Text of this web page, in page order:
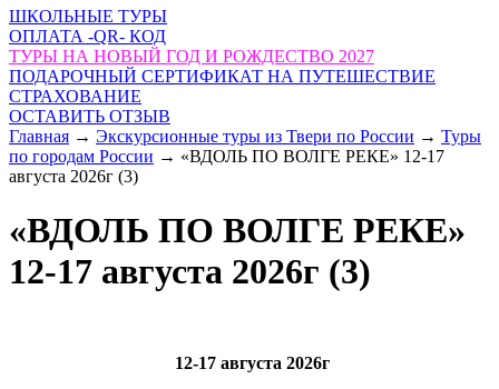
ШКОЛЬНЫЕ ТУРЫ
ОПЛАТА -QR- КОД
ТУРЫ НА НОВЫЙ ГОД И РОЖДЕСТВО 2027
ПОДАРОЧНЫЙ СЕРТИФИКАТ НА ПУТЕШЕСТВИЕ
СТРАХОВАНИЕ
ОСТАВИТЬ ОТЗЫВ
Главная → Экскурсионные туры из Твери по России → Туры
по городам России → «ВДОЛЬ ПО ВОЛГЕ РЕКЕ» 12-17
августа 2026г (3)
«ВДОЛЬ ПО ВОЛГЕ РЕКЕ»
12-17 августа 2026г (3)
12-17 августа 2026г